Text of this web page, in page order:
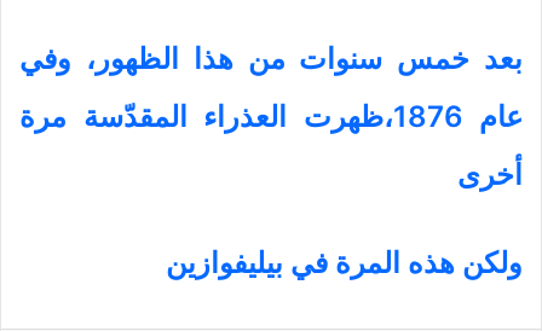
بعد خمس سنوات من هذا الظهور، وفي
عام 1876،ظهرت العذراء المقدّسة مرة
أخرى
ولكن هذه المرة في بيليفوازين